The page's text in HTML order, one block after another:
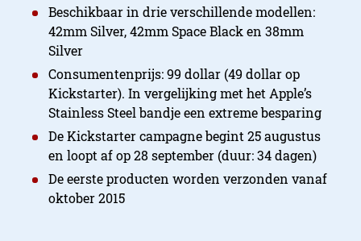
Beschikbaar in drie verschillende modellen:
42mm Silver, 42mm Space Black en 38mm
Silver
Consumentenprijs: 99 dollar (49 dollar op
Kickstarter). In vergelijking met het Apple’s
Stainless Steel bandje een extreme besparing
De Kickstarter campagne begint 25 augustus
en loopt af op 28 september (duur: 34 dagen)
De eerste producten worden verzonden vanaf
oktober 2015